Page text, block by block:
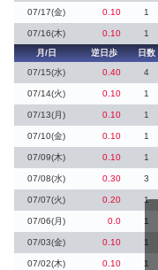
07/17(金) 0.10 1
07/16(木) 0.10 1
月/日
逆日歩 日数
07/15(水)
0.40 4
07/14(火) 0.10 1
07/13(月) 0.10 1
07/10(金) 0.10 1
07/09(木) 0.10 1
07/08(水) 0.30 3
07/07(火) 0.20 1
07/06(月) 0.0 1
07/03(金) 0.10 1
07/02(木) 0.10 1